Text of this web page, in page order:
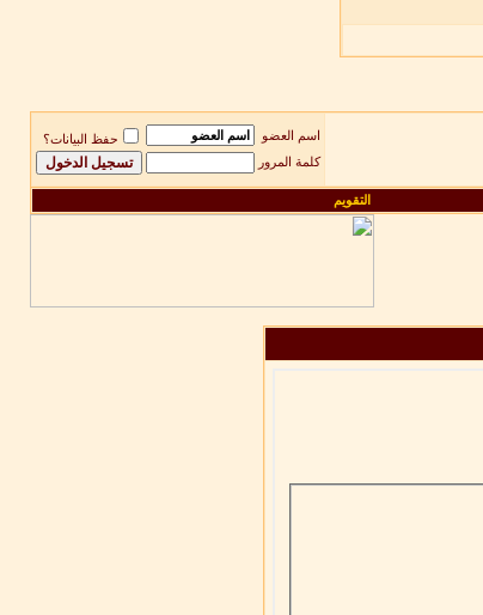
اسم العضو
حفظ البيانات؟
كلمة المرور
التقويم